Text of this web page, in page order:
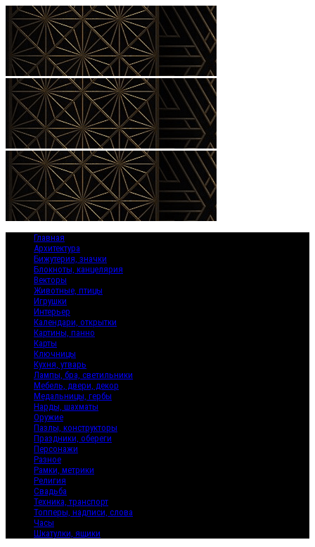
Главная
Архитектура
Бижутерия, значки
Блокноты, канцелярия
Векторы
Животные, птицы
Игрушки
Интерьер
Календари, открытки
Картины, панно
Карты
Ключницы
Кухня, утварь
Лампы, бра, светильники
Мебель, двери, декор
Медальницы, гербы
Нарды, шахматы
Оружие
Пазлы, конструкторы
Праздники, обереги
Персонажи
Разное
Рамки, метрики
Религия
Свадьба
Техника, транспорт
Топперы, надписи, слова
Часы
Шкатулки, ящики